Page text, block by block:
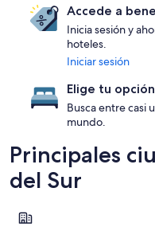
Accede a
Inicia sesión y
hoteles.
Iniciar sesión
Elige tu
Busca entre casi
mundo.
Principales
del Sur
Myrtle Beach